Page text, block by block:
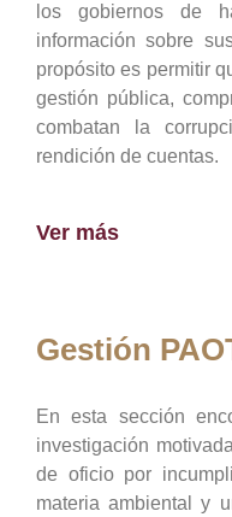
los gobiernos de
información sobre
propósito es permitir
gestión pública,
combatan la
rendición de cuentas.
Ver más
Gestión
En esta sección
investigación
de oficio por
materia ambiental y